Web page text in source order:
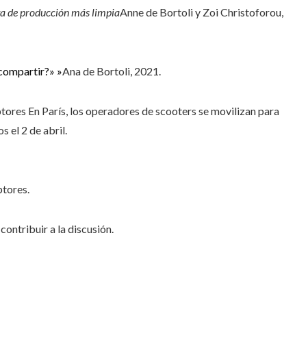
de producción más limpiaAnne de Bortoli y Zoi Christoforou,
»Ana de Bortoli, 2021.
En París, los operadores de scooters se movilizan para
el 2 de abril.
a la discusión.